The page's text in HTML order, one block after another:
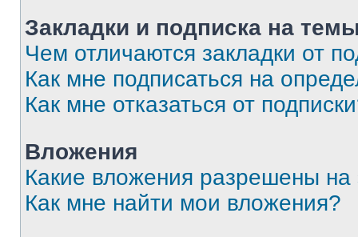
Закладки и подписка на
Чем отличаются закладки от
Как мне подписаться на
Как мне отказаться от
Вложения
Какие вложения разрешены
Как мне найти мои вложения?